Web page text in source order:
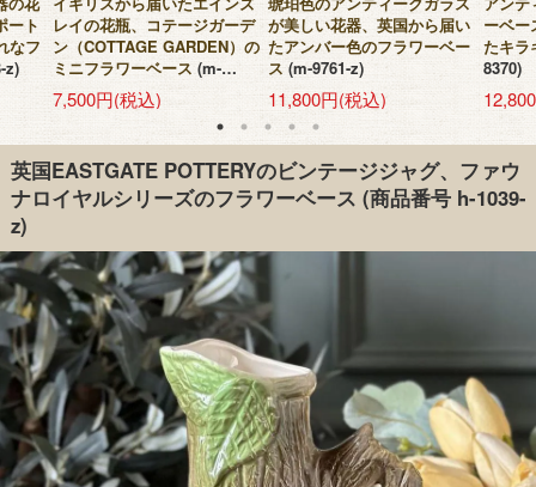
ート
なフ
z)
レイの花瓶、コテージガーデ
ン（COTTAGE GARDEN）の
ミニフラワーベース (m-
10402-z)
7,500円(税込)
が美しい花器、英国から届い
たアンバー色のフラワーベー
ス (m-9761-z)
11,800円(税込)
ーベー
たキラ
8370)
英国EASTGATE POTTERYのビンテージジャグ、ファウ
ナロイヤルシリーズのフラワーベース (商品番号 h-1039-
z)